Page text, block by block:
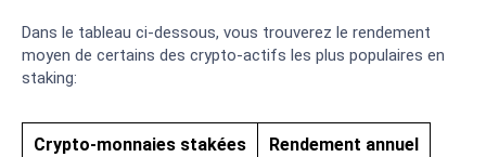
Dans le tableau ci-dessous, vous trouverez le rendement
moyen de certains des crypto-actifs les plus populaires en
staking:
Crypto-monnaies stakées Rendement annuel